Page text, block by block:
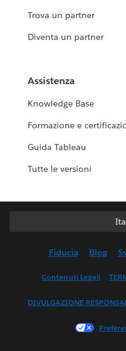
Trova un partner
Diventa un partner
Assistenza
Knowledge Base
Formazione e
Guida Tableau
Tutte le versioni
Fiducia Blog
Contenuti Legali
DIVULGAZIONE